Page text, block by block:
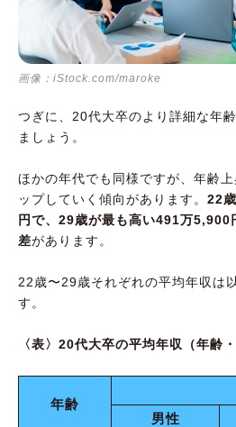
画像：iStock.com/maroke
つぎに、20代大卒のより詳細な年
ましょう。
ほかの年代でも同様ですが、年齢
ップしていく傾向があります。 22
円で、29歳が最も高い491万5,900
差があります。
22歳〜29歳それぞれの平均年収は
す。
〈表〉20代大卒の平均年収（年齢・
年齢
男性